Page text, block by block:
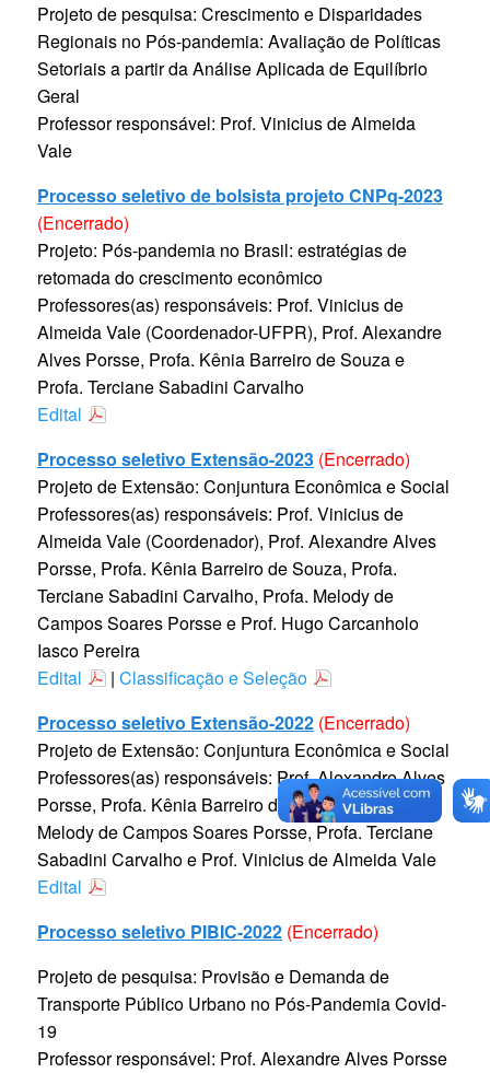
Projeto de pesquisa: Crescimento e Disparidades
Regionais no Pós-pandemia: Avaliação de Políticas
Setoriais a partir da Análise Aplicada de Equilíbrio
Geral
Professor responsável: Prof. Vinicius de Almeida
Vale
Processo seletivo de bolsista projeto CNPq-2023
(Encerrado)
Projeto: Pós-pandemia no Brasil: estratégias de
retomada do crescimento econômico
Professores(as) responsáveis: Prof. Vinicius de
Almeida Vale (Coordenador-UFPR), Prof. Alexandre
Alves Porsse, Profa. Kênia Barreiro de Souza e
Profa. Terciane Sabadini Carvalho
Edital
Processo seletivo Extensão-2023 (Encerrado)
Projeto de Extensão: Conjuntura Econômica e Social
Professores(as) responsáveis: Prof. Vinicius de
Almeida Vale (Coordenador), Prof. Alexandre Alves
Porsse, Profa. Kênia Barreiro de Souza, Profa.
Terciane Sabadini Carvalho, Profa. Melody de
Campos Soares Porsse e Prof. Hugo Carcanholo
Iasco Pereira
Edital
| Classificação e Seleção
Processo seletivo Extensão-2022 (Encerrado)
Projeto de Extensão: Conjuntura Econômica e Social
Professores(as) responsáveis: Prof. Alexandre Alves
Porsse, Profa. Kênia Barreiro de Souza, Profa.
Melody de Campos Soares Porsse, Profa. Terciane
Sabadini Carvalho e Prof. Vinicius de Almeida Vale
Edital
Processo seletivo PIBIC-2022 (Encerrado)
Projeto de pesquisa: Provisão e Demanda de
Transporte Público Urbano no Pós-Pandemia Covid-
19
Professor responsável: Prof. Alexandre Alves Porsse